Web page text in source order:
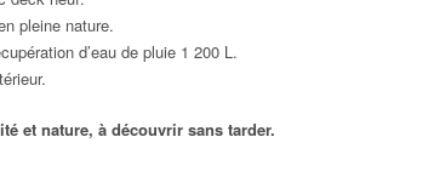
pleine nature.
d’eau de pluie 1 200 L.
et nature, à découvrir sans tarder.